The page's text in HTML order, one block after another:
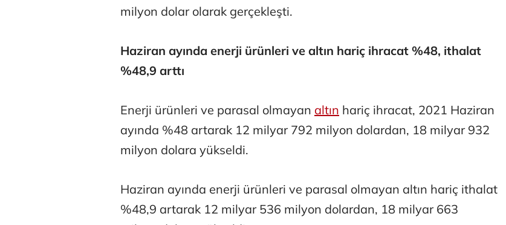
milyon dolar olarak gerçekleşti.
Haziran ayında enerji ürünleri ve altın hariç ihracat %48, ithalat
%48,9 arttı
Enerji ürünleri ve parasal olmayan altın hariç ihracat, 2021 Haziran
ayında %48 artarak 12 milyar 792 milyon dolardan, 18 milyar 932
milyon dolara yükseldi.
Haziran ayında enerji ürünleri ve parasal olmayan altın hariç ithalat
%48,9 artarak 12 milyar 536 milyon dolardan, 18 milyar 663
Ali Eyüboğlu
Deniz Kilislioğlu
Hürmüz formülü
Deniz Kilislioğlu